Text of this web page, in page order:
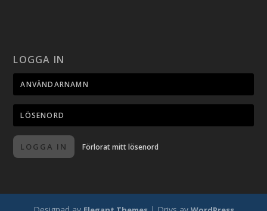
LOGGA IN
LOGGA IN Förlorat mitt lösenord